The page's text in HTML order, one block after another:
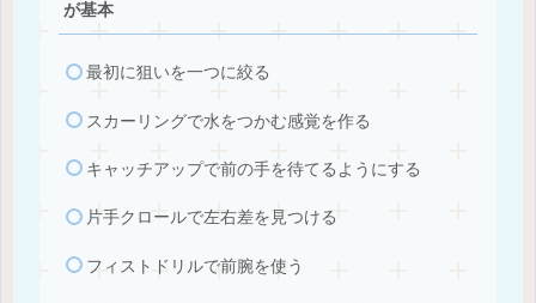
が基本
最初に狙いを一つに絞る
スカーリングで水をつかむ感覚を作る
キャッチアップで前の手を待てるようにする
片手クロールで左右差を見つける
フィストドリルで前腕を使う